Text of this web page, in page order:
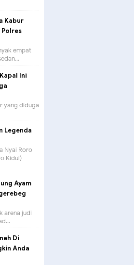
Kabur
Polres
empat
Ini
yang diduga
Legenda
Nyai Roro
Kidul)
Ayam
arena judi
Di
Anda